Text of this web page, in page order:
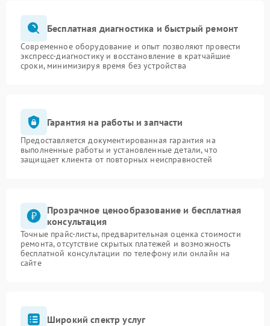
Бесплатная диагностика и быстрый ремонт
Современное оборудование и опыт позволяют провести
экспресс-диагностику и восстановление в кратчайшие
сроки, минимизируя время без устройства
Гарантия на работы и запчасти
Предоставляется документированная гарантия на
выполненные работы и установленные детали, что
защищает клиента от повторных неисправностей
Прозрачное ценообразование и бесплатная
консультация
Точные прайс-листы, предварительная оценка стоимости
ремонта, отсутствие скрытых платежей и возможность
бесплатной консультации по телефону или онлайн на
сайте
Широкий спектр услуг